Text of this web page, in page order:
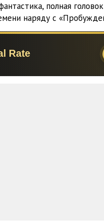
полная
наряду с